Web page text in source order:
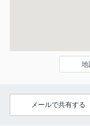
地
メールで共有する